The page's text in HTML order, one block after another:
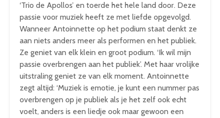
‘Trio de Apollos’ en toerde het hele land door. Deze
passie voor muziek heeft ze met liefde opgevolgd.
Wanneer Antoinnette op het podium staat denkt ze
aan niets anders meer als performen en het publiek.
Ze geniet van elk klein en groot podium. ‘Ik wil mijn
passie overbrengen aan het publiek’. Met haar vrolijke
uitstraling geniet ze van elk moment. Antoinnette
zegt altijd: ‘Muziek is emotie, je kunt een nummer pas
overbrengen op je publiek als je het zelf ook echt
voelt, anders is een liedje ook maar gewoon een